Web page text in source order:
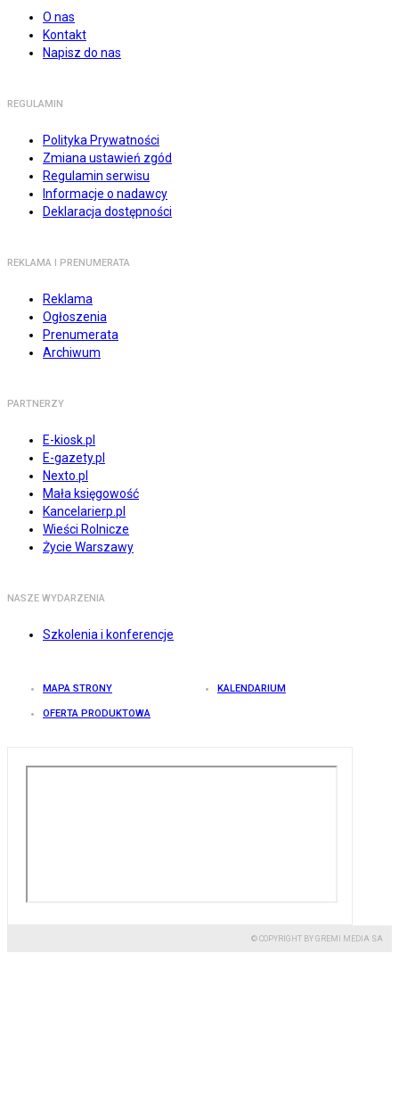
O nas
Kontakt
Napisz do nas
REGULAMIN
Polityka Prywatności
Zmiana ustawień zgód
Regulamin serwisu
Informacje o nadawcy
Deklaracja dostępności
REKLAMA I PRENUMERATA
Reklama
Ogłoszenia
Prenumerata
Archiwum
PARTNERZY
E-kiosk.pl
E-gazety.pl
Nexto.pl
Mała księgowość
Kancelarierp.pl
Wieści Rolnicze
Życie Warszawy
NASZE WYDARZENIA
Szkolenia i konferencje
MAPA STRONY KALENDARIUM
OFERTA PRODUKTOWA
© COPYRIGHT BY GREMI MEDIA SA